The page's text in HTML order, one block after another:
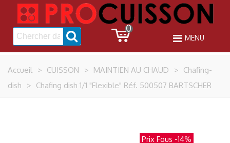
0
MENU
Accueil > CUISSON > MAINTIEN AU CHAUD > Chafing-
dish
> Chafing dish 1/1 "Flexible" Réf. 500507 BARTSCHER
Prix Fous -14%